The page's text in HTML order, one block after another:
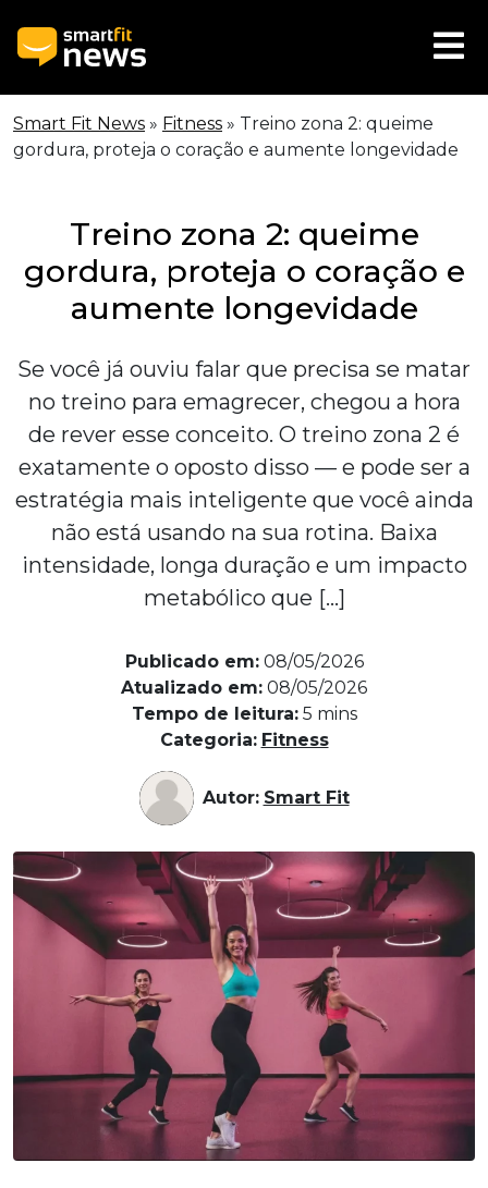
Smart Fit News » Fitness » Treino zona 2: queime
gordura, proteja o coração e aumente longevidade
Treino zona 2: queime
gordura, proteja o coração e
aumente longevidade
Se você já ouviu falar que precisa se matar
no treino para emagrecer, chegou a hora
de rever esse conceito. O treino zona 2 é
exatamente o oposto disso — e pode ser a
estratégia mais inteligente que você ainda
não está usando na sua rotina. Baixa
intensidade, longa duração e um impacto
metabólico que […]
Publicado em: 08/05/2026
Atualizado em: 08/05/2026
Tempo de leitura: 5 mins
Categoria: Fitness
Autor: Smart Fit